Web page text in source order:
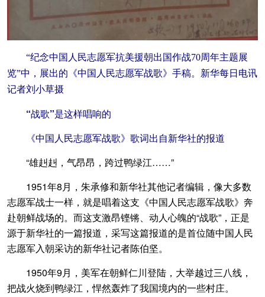
“纪念中国人民志愿军抗美援朝出国作战70周年主题展
览”中，展出的《中国人民志愿军战歌》手稿。新华每日电讯
记者刘小草摄
“战歌”是这样唱响的
《中国人民志愿军战歌》歌词出自新华社的报道
“雄赳赳，气昂昂，跨过鸭绿江……”
1951年8月，朱承修和新华社其他记者编辑，像大多数
志愿军战士一样，就是唱着这支《中国人民志愿军战歌》奔
赴朝鲜战场的。而这支激昂铿锵、动人心魄的“战歌”，正是
源于新华社的一篇报道，采写这篇报道的是首位随中国人民
志愿军入朝采访的新华社记者陈伯坚。
1950年9月，美军在朝鲜仁川登陆，大举越过三八线，
把战火烧到鸭绿江，悍然轰炸了我国境内的一些村庄。